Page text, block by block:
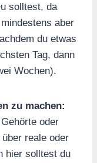
solltest, da
aber
du etwas
Tag, dann
Wochen).
zu machen:
oder
reale oder
hier solltest du